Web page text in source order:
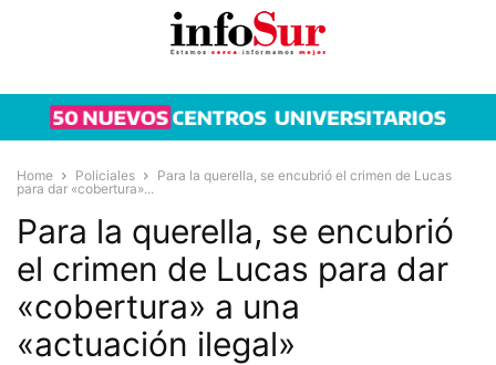
Home Policiales
Para la querella, se encubrió el crimen de Lucas
para dar «cobertura»...
Para la querella, se encubrió
el crimen de Lucas para dar
«cobertura» a una
«actuación ilegal»